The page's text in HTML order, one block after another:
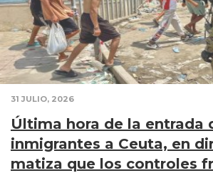
31 JULIO, 2026
Última hora de la entrada
inmigrantes a Ceuta, en
matiza que los controles